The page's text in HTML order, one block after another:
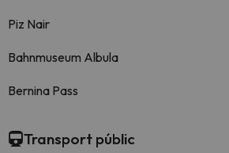
Piz Nair
Bahnmuseum Albula
Bernina Pass
Transport públic